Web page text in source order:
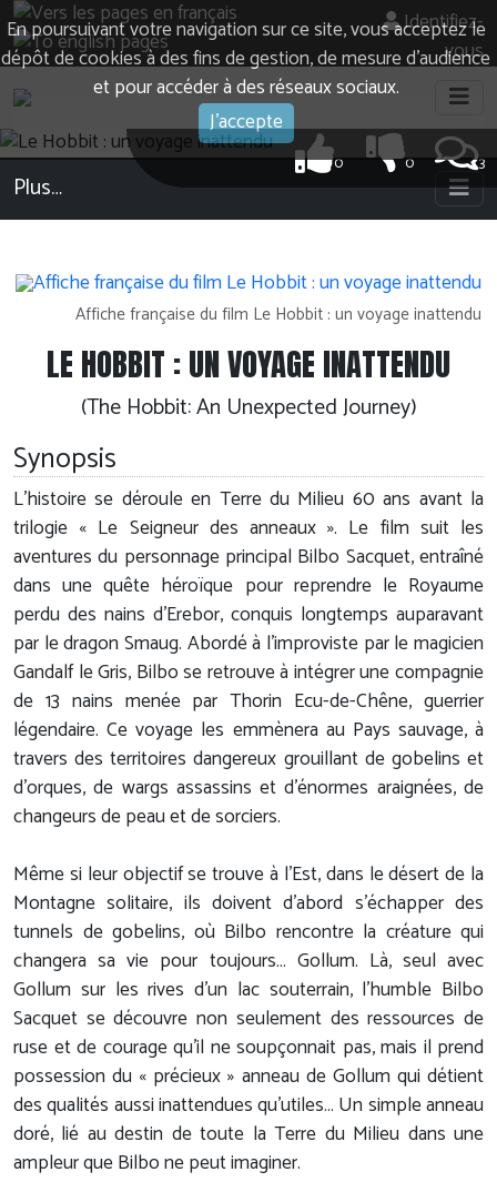
En poursuivant votre navigation sur ce site, vous acceptez le
dépôt de cookies à des fins de gestion, de mesure d’audience
et pour accéder à des réseaux sociaux.
J'accepte
Identifiez-
vous
3
0
0
Plus…
Affiche française du film Le Hobbit : un voyage inattendu
LE HOBBIT : UN VOYAGE INATTENDU
(The Hobbit: An Unexpected Journey)
Synopsis
L’histoire se déroule en Terre du Milieu 60 ans avant la
trilogie « Le Seigneur des anneaux ». Le film suit les
aventures du personnage principal Bilbo Sacquet, entraîné
dans une quête héroïque pour reprendre le Royaume
perdu des nains d’Erebor, conquis longtemps auparavant
par le dragon Smaug. Abordé à l’improviste par le magicien
Gandalf le Gris, Bilbo se retrouve à intégrer une compagnie
de 13 nains menée par Thorin Ecu-de-Chêne, guerrier
légendaire. Ce voyage les emmènera au Pays sauvage, à
travers des territoires dangereux grouillant de gobelins et
d’orques, de wargs assassins et d’énormes araignées, de
changeurs de peau et de sorciers.
Même si leur objectif se trouve à l'Est, dans le désert de la
Montagne solitaire, ils doivent d’abord s’échapper des
tunnels de gobelins, où Bilbo rencontre la créature qui
changera sa vie pour toujours… Gollum. Là, seul avec
Gollum sur les rives d’un lac souterrain, l’humble Bilbo
Sacquet se découvre non seulement des ressources de
ruse et de courage qu’il ne soupçonnait pas, mais il prend
possession du « précieux » anneau de Gollum qui détient
des qualités aussi inattendues qu’utiles… Un simple anneau
doré, lié au destin de toute la Terre du Milieu dans une
ampleur que Bilbo ne peut imaginer.